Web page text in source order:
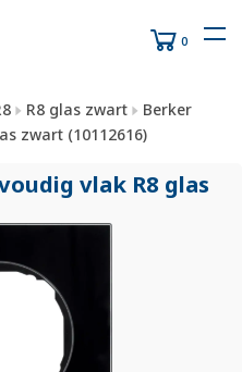
0
R8 glas zwart
Berker
zwart (10112616)
vlak R8 glas